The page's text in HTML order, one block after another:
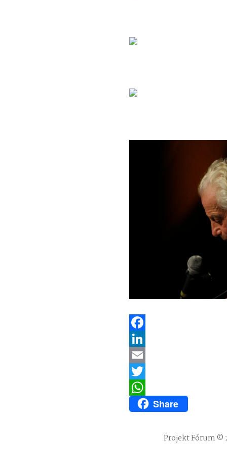
Facebook
LinkedIn
Email
Twitter
WhatsAppShare
Projekt Fórum ©